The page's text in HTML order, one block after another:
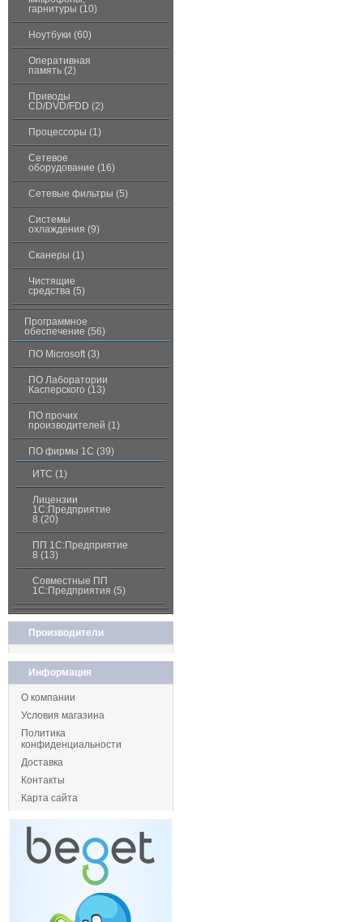
гарнитуры (10)
Ноутбуки (60)
Оперативная
память (2)
Приводы
CD/DVD/FDD (2)
Процессоры (1)
Сетевое
оборудование (16)
Сетевые фильтры (5)
Системы
охлаждения (9)
Сканеры (1)
Чистящие
средства (5)
Программное
обеспечение (56)
ПО Microsoft (3)
ПО Лаборатории
Касперского (13)
ПО прочих
производителей (1)
ПО фирмы 1С (39)
ИТС (1)
Лицензии
1С:Предприятие
8 (20)
ПП 1С:Предприятие
8 (13)
Совместные ПП
1С:Предприятия (5)
Производители
Информация
О компании
Условия магазина
Политика
конфиденциальности
Доставка
Контакты
Карта сайта